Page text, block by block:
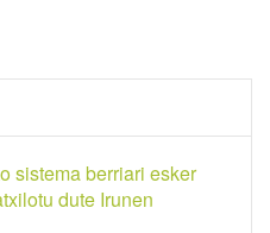
sistema berriari esker
dute Irunen